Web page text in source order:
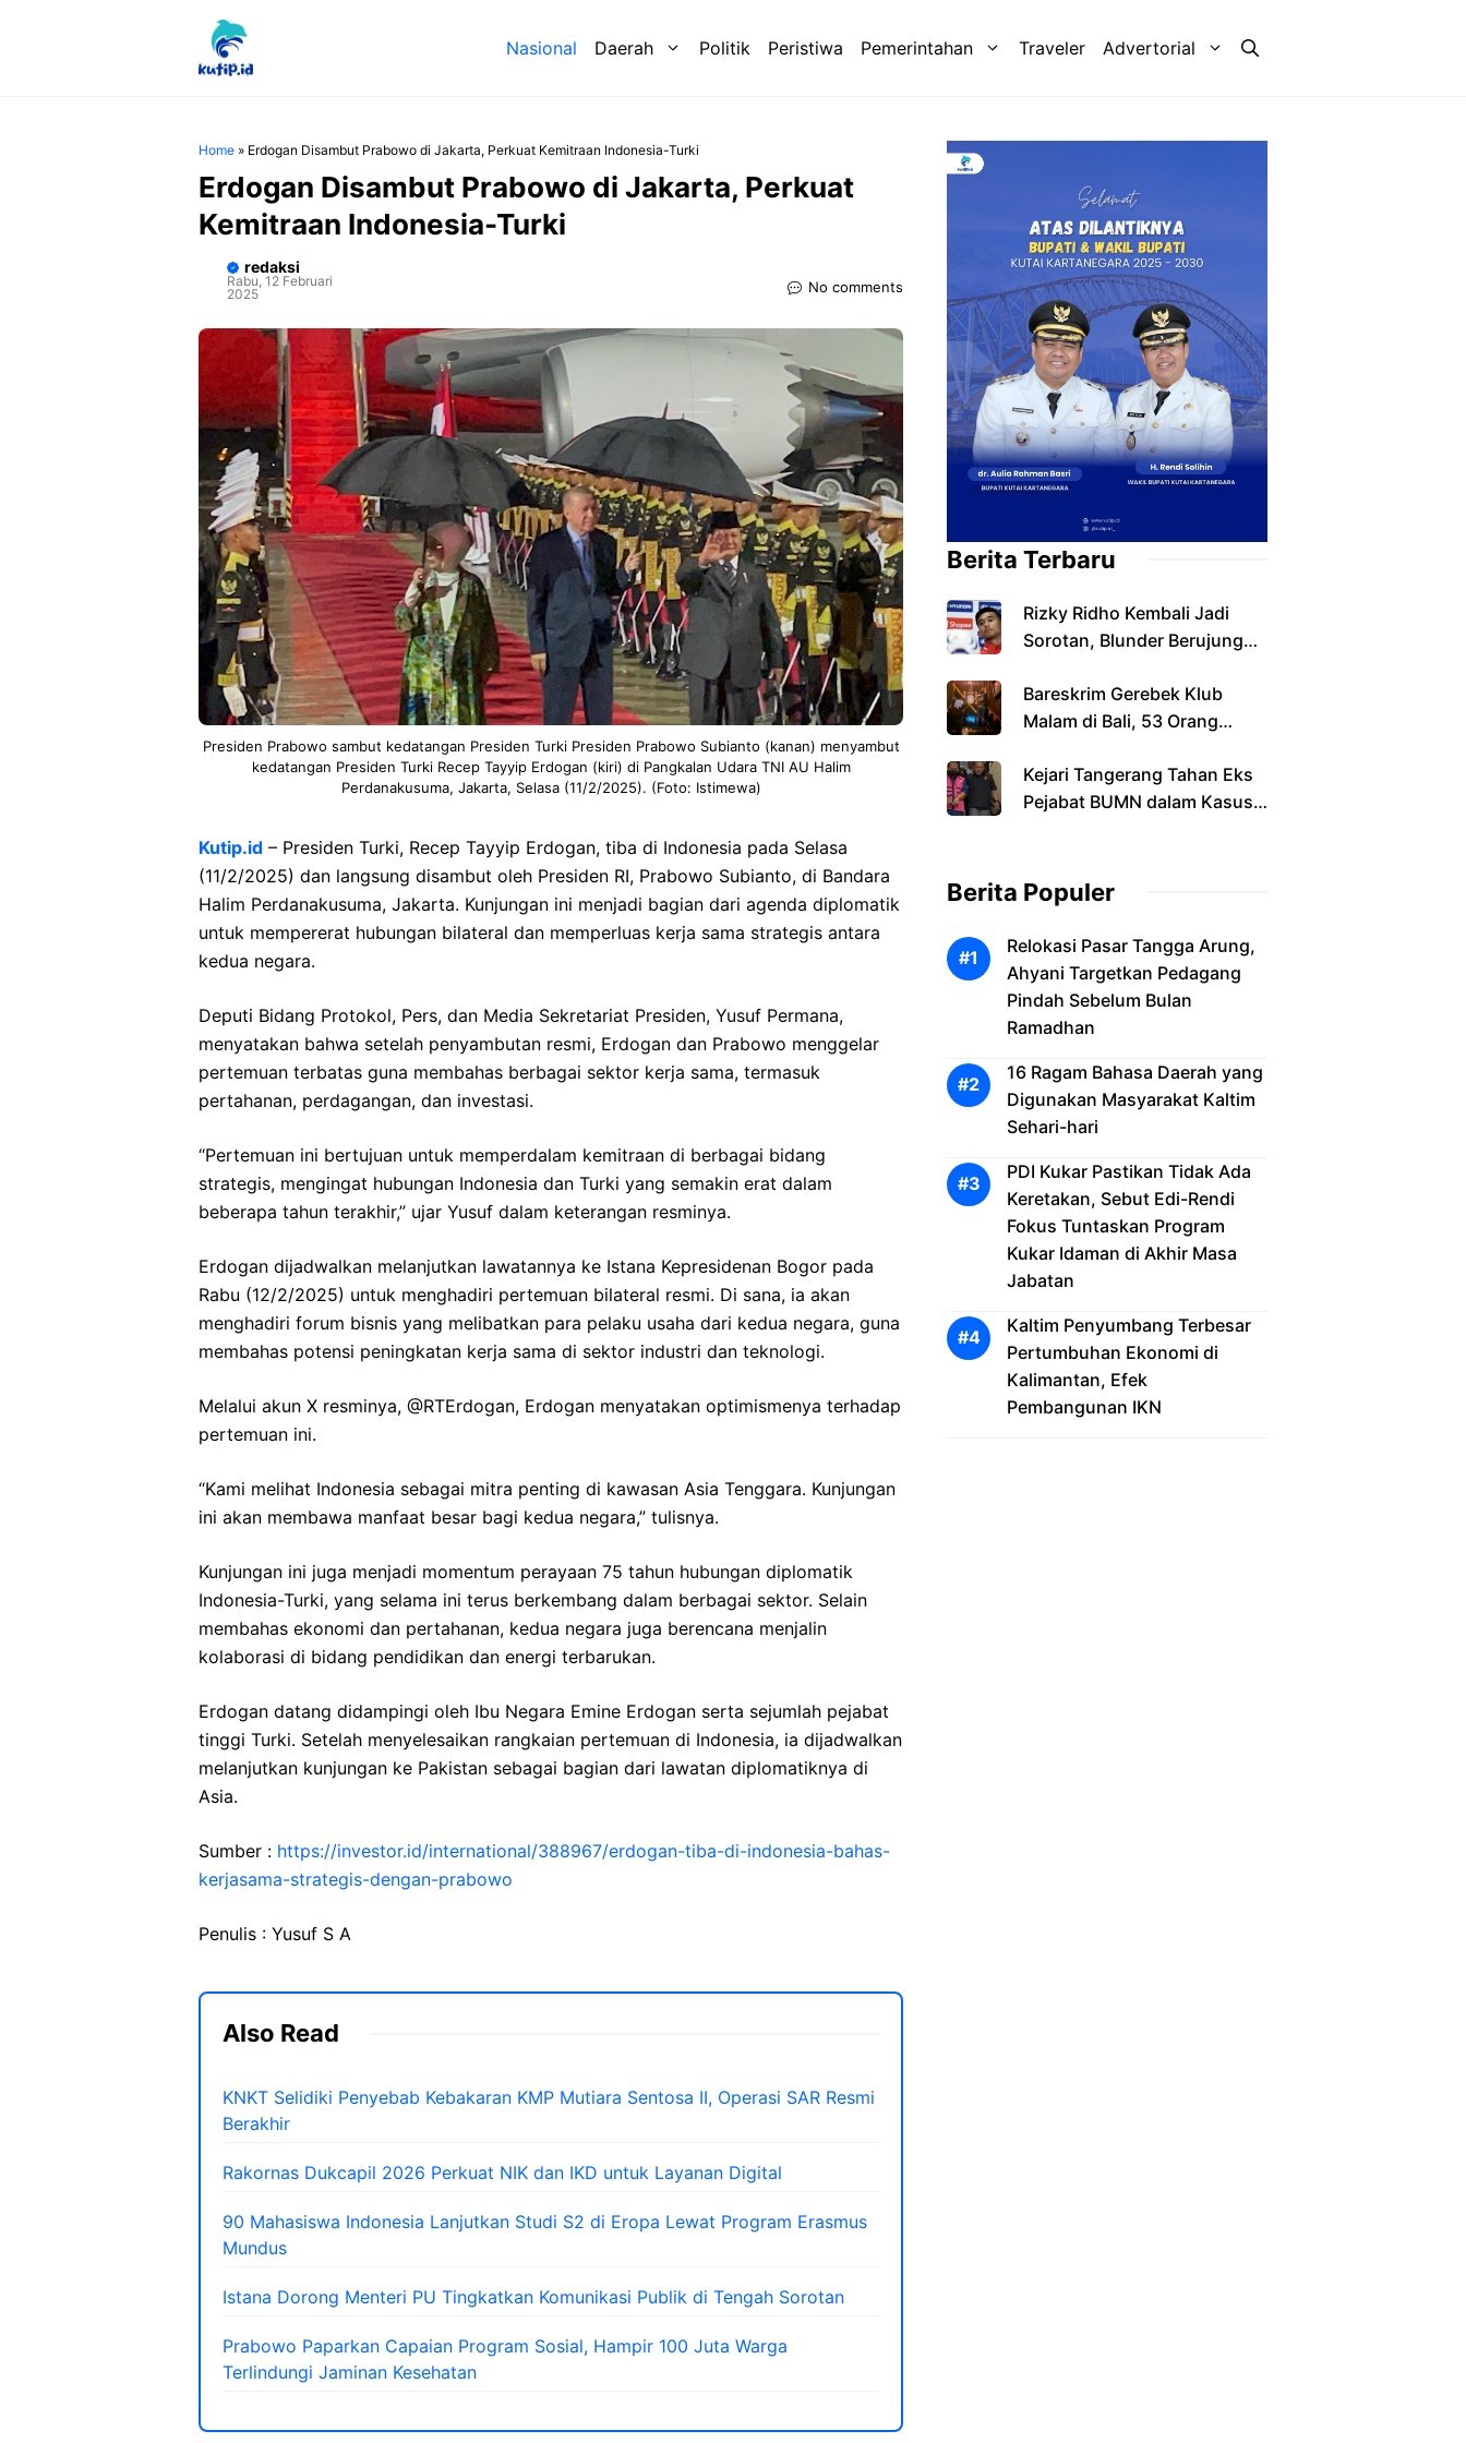
Nasional Daerah Politik Peristiwa Pemerintahan Traveler Advertorial
Home » Erdogan Disambut Prabowo di Jakarta, Perkuat Kemitraan Indonesia-Turki
Erdogan Disambut Prabowo di Jakarta, Perkuat
Kemitraan Indonesia-Turki
redaksi
Rabu, 12 Februari
2025
No comments
Presiden Prabowo sambut kedatangan Presiden Turki Presiden Prabowo Subianto (kanan) menyambut
kedatangan Presiden Turki Recep Tayyip Erdogan (kiri) di Pangkalan Udara TNI AU Halim
Perdanakusuma, Jakarta, Selasa (11/2/2025). (Foto: Istimewa)
Kutip.id – Presiden Turki, Recep Tayyip Erdogan, tiba di Indonesia pada Selasa
(11/2/2025) dan langsung disambut oleh Presiden RI, Prabowo Subianto, di Bandara
Halim Perdanakusuma, Jakarta. Kunjungan ini menjadi bagian dari agenda diplomatik
untuk mempererat hubungan bilateral dan memperluas kerja sama strategis antara
kedua negara.
Deputi Bidang Protokol, Pers, dan Media Sekretariat Presiden, Yusuf Permana,
menyatakan bahwa setelah penyambutan resmi, Erdogan dan Prabowo menggelar
pertemuan terbatas guna membahas berbagai sektor kerja sama, termasuk
pertahanan, perdagangan, dan investasi.
“Pertemuan ini bertujuan untuk memperdalam kemitraan di berbagai bidang
strategis, mengingat hubungan Indonesia dan Turki yang semakin erat dalam
beberapa tahun terakhir,” ujar Yusuf dalam keterangan resminya.
Erdogan dijadwalkan melanjutkan lawatannya ke Istana Kepresidenan Bogor pada
Rabu (12/2/2025) untuk menghadiri pertemuan bilateral resmi. Di sana, ia akan
menghadiri forum bisnis yang melibatkan para pelaku usaha dari kedua negara, guna
membahas potensi peningkatan kerja sama di sektor industri dan teknologi.
Melalui akun X resminya, @RTErdogan, Erdogan menyatakan optimismenya terhadap
pertemuan ini.
“Kami melihat Indonesia sebagai mitra penting di kawasan Asia Tenggara. Kunjungan
ini akan membawa manfaat besar bagi kedua negara,” tulisnya.
Kunjungan ini juga menjadi momentum perayaan 75 tahun hubungan diplomatik
Indonesia-Turki, yang selama ini terus berkembang dalam berbagai sektor. Selain
membahas ekonomi dan pertahanan, kedua negara juga berencana menjalin
kolaborasi di bidang pendidikan dan energi terbarukan.
Erdogan datang didampingi oleh Ibu Negara Emine Erdogan serta sejumlah pejabat
tinggi Turki. Setelah menyelesaikan rangkaian pertemuan di Indonesia, ia dijadwalkan
melanjutkan kunjungan ke Pakistan sebagai bagian dari lawatan diplomatiknya di
Asia.
Sumber : https://investor.id/international/388967/erdogan-tiba-di-indonesia-bahas-
kerjasama-strategis-dengan-prabowo
Penulis : Yusuf S A
Also Read
KNKT Selidiki Penyebab Kebakaran KMP Mutiara Sentosa II, Operasi SAR Resmi
Berakhir
Rakornas Dukcapil 2026 Perkuat NIK dan IKD untuk Layanan Digital
90 Mahasiswa Indonesia Lanjutkan Studi S2 di Eropa Lewat Program Erasmus
Mundus
Istana Dorong Menteri PU Tingkatkan Komunikasi Publik di Tengah Sorotan
Prabowo Paparkan Capaian Program Sosial, Hampir 100 Juta Warga
Terlindungi Jaminan Kesehatan
Berita Terbaru
Rizky Ridho Kembali Jadi
Sorotan, Blunder Berujung
Bareskrim Gerebek Klub
Malam di Bali, 53 Orang
Narkoba
Kejari Tangerang Tahan Eks
Pejabat BUMN dalam Kasus
Berita Populer
Relokasi Pasar Tangga Arung,
Ahyani Targetkan Pedagang
Pindah Sebelum Bulan
Ramadhan
16 Ragam Bahasa Daerah yang
Digunakan Masyarakat Kaltim
Sehari-hari
PDI Kukar Pastikan Tidak Ada
Keretakan, Sebut Edi-Rendi
Fokus Tuntaskan Program
Kukar Idaman di Akhir Masa
Jabatan
Kaltim Penyumbang Terbesar
Pertumbuhan Ekonomi di
Kalimantan, Efek
Pembangunan IKN